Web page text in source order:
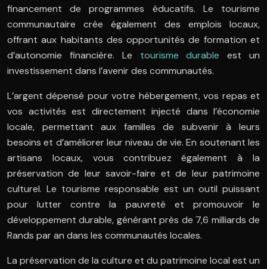
financement de programmes éducatifs. Le tourisme
communautaire crée également des emplois locaux,
offrant aux habitants des opportunités de formation et
d’autonomie financière. Le tourisme durableest un
investissement dans l’avenir des communautés.
L’argent dépensé pour votre hébergement, vos repas et
vos activités est directement injecté dans l’économie
locale, permettant aux familles de subvenir à leurs
besoins et d’améliorer leur niveau de vie. En soutenant les
artisans locaux, vous contribuez également à la
préservation de leur savoir-faire et de leur patrimoine
culturel. Le tourisme responsable est un outil puissant
pour lutter contre la pauvreté et promouvoir le
développement durable, générant près de 7,6 milliards de
Rands par an dans les communautés locales.
La préservation de la culture et du patrimoine local est un